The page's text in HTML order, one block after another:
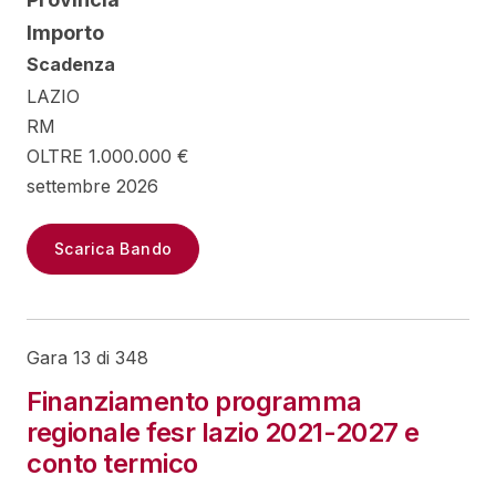
Importo
Scadenza
LAZIO
RM
OLTRE 1.000.000 €
settembre 2026
Scarica Bando
Gara 13 di 348
Finanziamento programma
regionale fesr lazio 2021-2027 e
conto termico